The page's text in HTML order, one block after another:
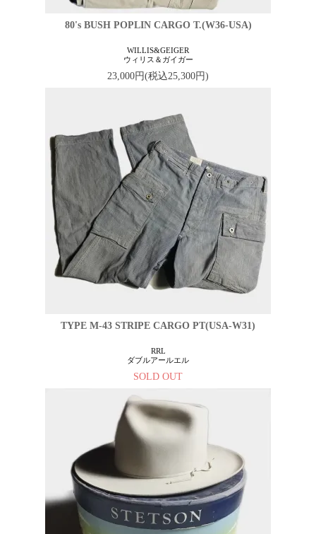
80's BUSH POPLIN CARGO T.(W36-USA)
WILLIS&GEIGER
ウィリス＆ガイガー
23,000円(税込25,300円)
TYPE M-43 STRIPE CARGO PT(USA-W31)
RRL
ダブルアールエル
SOLD OUT